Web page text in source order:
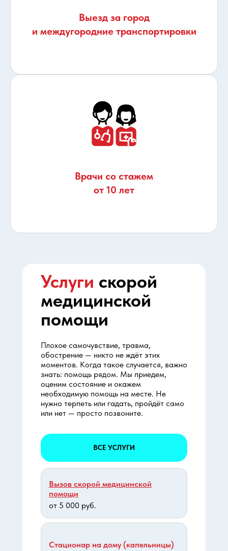
Выезд за город
и междугородние транспортировки
Врачи со стажем
от 10 лет
Услуги скорой
медицинской
помощи
Плохое самочувствие, травма,
обострение — никто не ждёт этих
моментов. Когда такое случается, важно
знать: помощь рядом. Мы приедем,
оценим состояние и окажем
необходимую помощь на месте. Не
нужно терпеть или гадать, пройдёт само
или нет — просто позвоните.
ВСЕ УСЛУГИ
Вызов скорой медицинской
помощи
от 5 000 руб.
Стационар на дому (капельницы)